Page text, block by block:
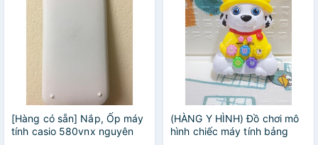
[Hàng có sẵn] Nắp, Ốp máy
tính casio 580vnx nguyên
(HÀNG Y HÌNH) Đồ chơi mô
hình chiếc máy tính bảng